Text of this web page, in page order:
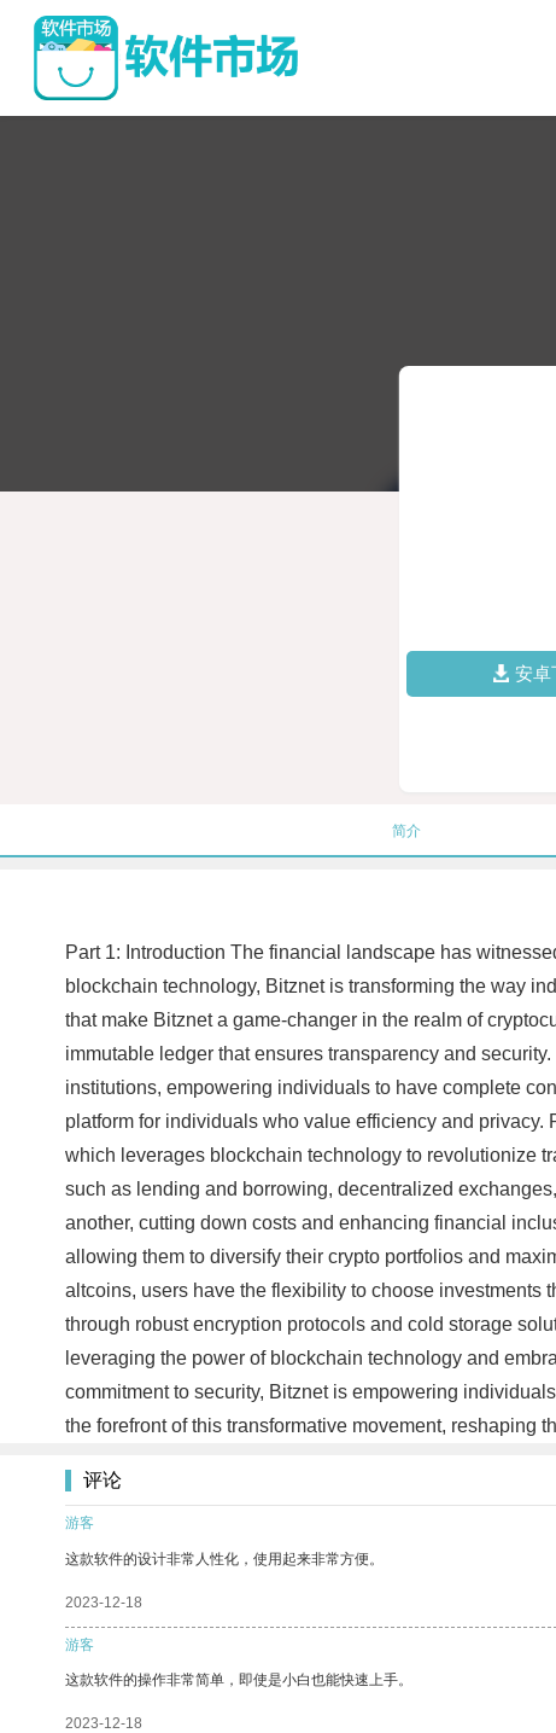
安卓
简介
Part 1: Introduction The financial landscape has
blockchain technology, Bitznet is transforming the way
that make Bitznet a game-changer in the realm of
immutable ledger that ensures transparency and
institutions, empowering individuals to have complete
platform for individuals who value efficiency and
which leverages blockchain technology to revolutionize
such as lending and borrowing, decentralized
another, cutting down costs and enhancing financial
allowing them to diversify their crypto portfolios and
altcoins, users have the flexibility to choose investments
through robust encryption protocols and cold storage
leveraging the power of blockchain technology and
commitment to security, Bitznet is empowering
the forefront of this transformative movement, reshaping
评论
游客
这款软件的设计非常人性化，使用起来非常方便。
2023-12-18
游客
这款软件的操作非常简单，即使是小白也能快速上手。
2023-12-18